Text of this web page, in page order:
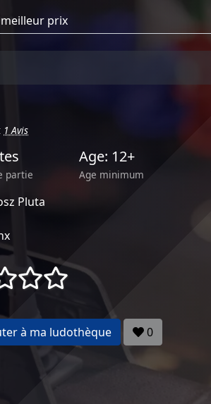
1 Avis
partie
Age: 12+
Age minimum
Pluta
() ()
à ma ludothèque 0